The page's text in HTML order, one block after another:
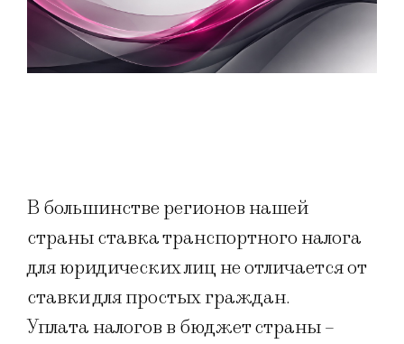
В большинстве регионов нашей
страны ставка транспортного налога
для юридических лиц не отличается от
ставки для простых граждан.
Уплата налогов в бюджет страны –